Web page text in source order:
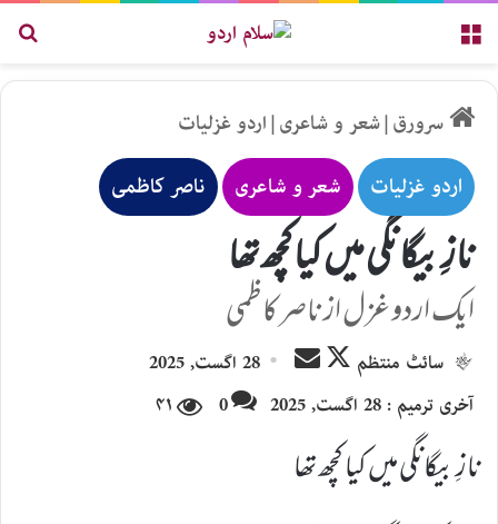
سرورق|شعر و شاعری|اردو غزلیات
اردو غزلیات شعر و شاعری ناصر کاظمی
نازِ بیگانگی میں کیا کچھ تھا
ایک اردو غزل از ناصر کاظمی
سائٹ منتظم
Follow
X
Send
email
28 اگست, 2025
آخری ترمیم : 28 اگست, 2025
0 ۴۱
نازِ بیگانگی میں کیا کچھ تھا